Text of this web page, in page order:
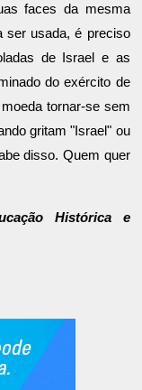
faces da mesma
ser usada, é preciso
de Israel e as
do exército de
tornar-se sem
gritam "Israel" ou
disso. Quem quer
Histórica e